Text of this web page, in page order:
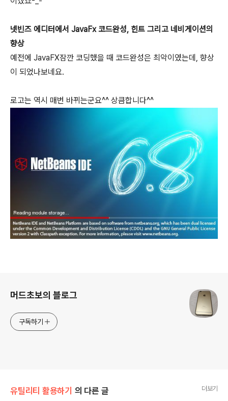
넷빈즈 에디터에서 JavaFx 코드완성, 힌트 그리고 네비게이션의
향상
예전에 JavaFX잠깐 코딩했을 때 코드완성은 최악이였는데, 향상
이 되었나보네요.
로고는 역시 매번 바뀌는군요^^ 상큼합니다^^
머드초보의 블로그
구독하기
유틸리티 활용하기 의 다른 글 더보기